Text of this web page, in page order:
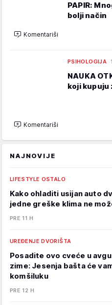
PAPIR:
bolji način
Komentariši
PSIHOLOGIJA
NAUKA
koji kupuju
Komentariši
NAJNOVIJE
LIFESTYLE OSTALO
Kako ohladiti usijan auto
jedne greške klima ne
PRE 11 H
UREĐENJE DVORIŠTA
Posadite ovo cveće u
zime: Jesenja bašta će
komšiluku
PRE 12 H